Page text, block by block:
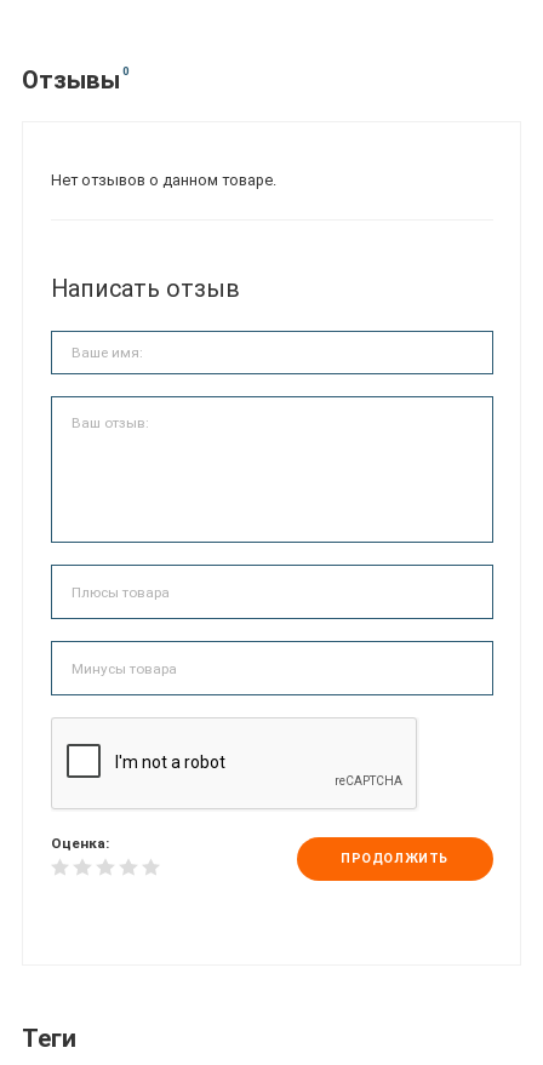
Отзывы 0
Нет отзывов о данном товаре.
Написать отзыв
Оценка:
ПРОДОЛЖИТЬ
Теги